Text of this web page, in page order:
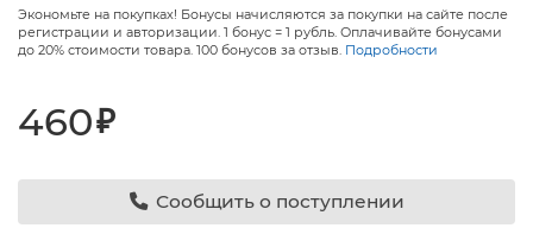
Экономьте на покупках! Бонусы начисляются за покупки на сайте после
регистрации и авторизации. 1 бонус = 1 рубль. Оплачивайте бонусами
до 20% стоимости товара. 100 бонусов за отзыв. Подробности
460₽
Сообщить о поступлении